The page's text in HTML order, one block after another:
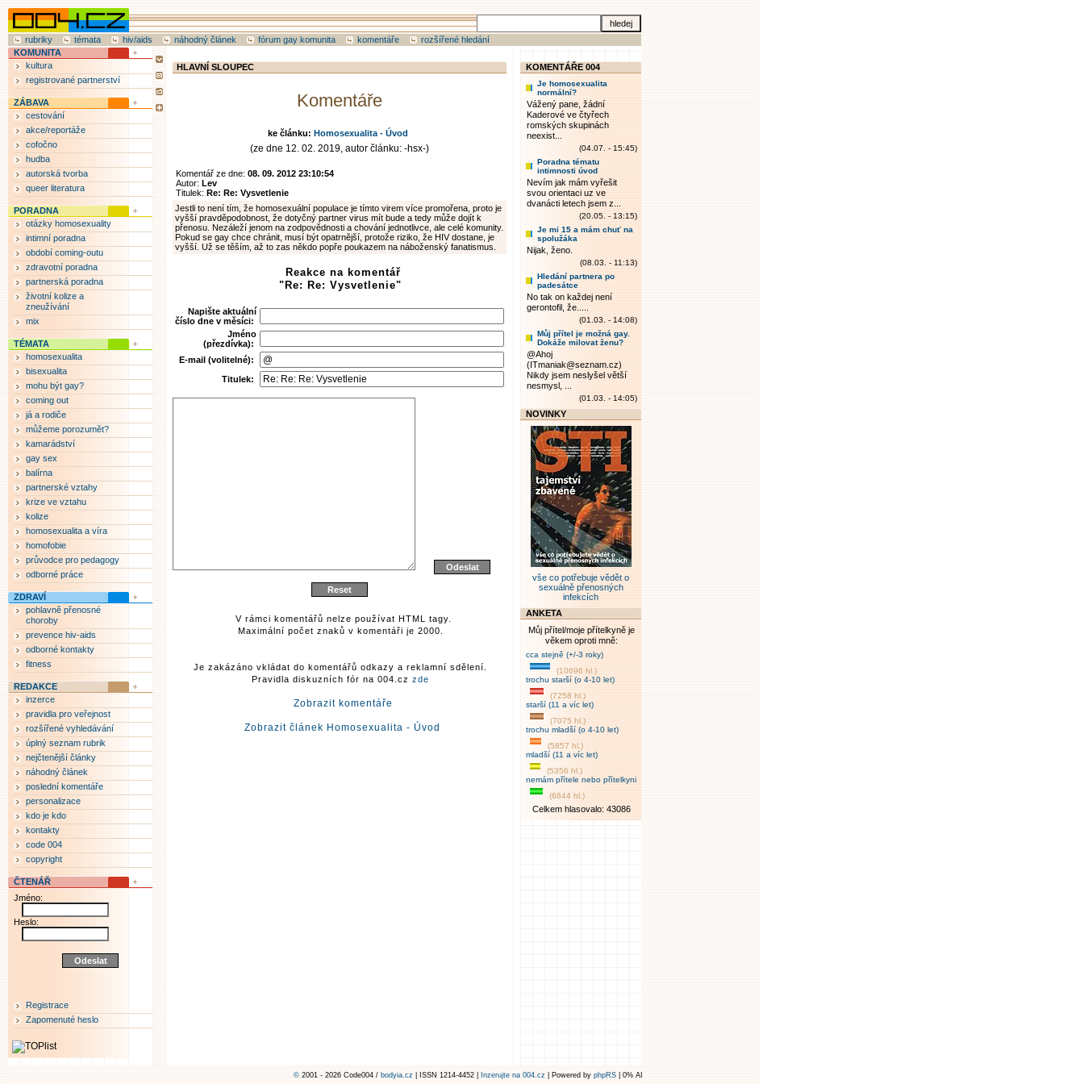
rubriky témata hiv/aids náhodný článek fórum gay komunita komentáře rozšířené hledání
HLAVNÍ SLOUPEC
Komentáře
ke článku: Homosexualita - Úvod
(ze dne 12. 02. 2019, autor článku: -hsx-)
Komentář ze dne: 08. 09. 2012 23:10:54
Autor: Lev
Titulek: Re: Re: Vysvetlenie
Jestli to není tím, že homosexuální populace je tímto virem více promořena, proto je
vyšší pravděpodobnost, že dotyčný partner virus mít bude a tedy může dojít k
přenosu. Nezáleží jenom na zodpovědnosti a chování jednotlivce, ale celé komunity.
Pokud se gay chce chránit, musí být opatrnější, protože riziko, že HIV dostane, je
vyšší. Už se těším, až to zas někdo popře poukazem na náboženský fanatismus.
Reakce na komentář
"Re: Re: Vysvetlenie"
Napište aktuální
číslo dne v měsíci:
Jméno
(přezdívka):
E-mail (volitelné):
Titulek:
V rámci komentářů nelze používat HTML tagy.
Maximální počet znaků v komentáři je 2000.
Je zakázáno vkládat do komentářů odkazy a reklamní sdělení.
Pravidla diskuzních fór na 004.cz zde
Zobrazit komentáře
Zobrazit článek Homosexualita - Úvod
KOMUNITA
kultura
registrované partnerství
ZÁBAVA
cestování
akce/reportáže
cofočno
hudba
autorská tvorba
queer literatura
PORADNA
otázky homosexuality
intimní poradna
období coming-outu
zdravotní poradna
partnerská poradna
životní kolize a
zneužívání
mix
TÉMATA
homosexualita
bisexualita
mohu být gay?
coming out
já a rodiče
můžeme porozumět?
kamarádství
gay sex
balírna
partnerské vztahy
krize ve vztahu
kolize
homosexualita a víra
homofobie
průvodce pro pedagogy
odborné práce
ZDRAVÍ
pohlavně přenosné
choroby
prevence hiv-aids
odborné kontakty
fitness
REDAKCE
inzerce
pravidla pro veřejnost
rozšířené vyhledávání
úplný seznam rubrik
nejčtenější články
náhodný článek
poslední komentáře
personalizace
kdo je kdo
kontakty
code 004
copyright
ČTENÁŘ
Jméno:
Heslo:
Registrace
Zapomenuté heslo
KOMENTÁŘE 004
Je homosexualita
normální?
Vážený pane, žádní
Kaderové ve čtyřech
romských skupinách
neexist...
(04.07. - 15:45)
Poradna tématu
intimnosti úvod
Nevím jak mám vyřešit
svou orientaci uz ve
dvanácti letech jsem z...
(20.05. - 13:15)
Je mi 15 a mám chuť na
spolužáka
Nijak, ženo.
(08.03. - 11:13)
Hledání partnera po
padesátce
No tak on každej není
gerontofil, že.....
(01.03. - 14:08)
Můj přítel je možná gay.
Dokáže milovat ženu?
@Ahoj
(ITmaniak@seznam.cz)
Nikdy jsem neslyšel větší
nesmysl, ...
(01.03. - 14:05)
NOVINKY
vše co potřebuje vědět o
sexuálně přenosných
infekcích
ANKETA
Můj přítel/moje přítelkyně je
věkem oproti mně:
cca stejně (+/-3 roky)
(10696 hl.)
trochu starší (o 4-10 let)
(7258 hl.)
starší (11 a víc let)
(7075 hl.)
trochu mladší (o 4-10 let)
(5857 hl.)
mladší (11 a víc let)
(5356 hl.)
nemám přítele nebo přítelkyni
(6844 hl.)
Celkem hlasovalo: 43086
© 2001 - 2026 Code004 / bodyia.cz | ISSN 1214-4452 | Inzerujte na 004.cz | Powered by phpRS | 0% AI